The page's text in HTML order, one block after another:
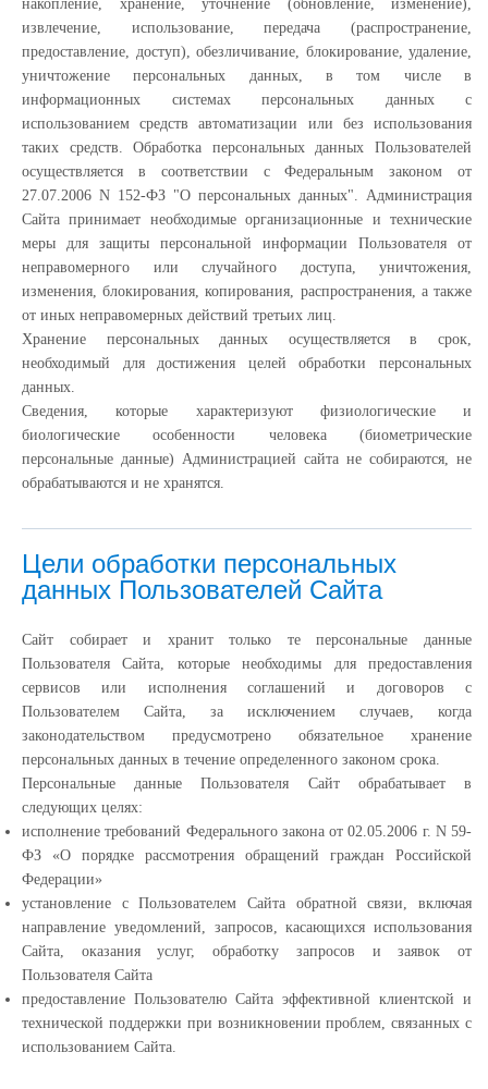
накопление, хранение, уточнение (обновление, изменение),
извлечение, использование, передача (распространение,
предоставление, доступ), обезличивание, блокирование, удаление,
уничтожение персональных данных, в том числе в
информационных системах персональных данных с
использованием средств автоматизации или без использования
таких средств. Обработка персональных данных Пользователей
осуществляется в соответствии с Федеральным законом от
27.07.2006 N 152-ФЗ "О персональных данных". Администрация
Сайта принимает необходимые организационные и технические
меры для защиты персональной информации Пользователя от
неправомерного или случайного доступа, уничтожения,
изменения, блокирования, копирования, распространения, а также
от иных неправомерных действий третьих лиц.
Хранение персональных данных осуществляется в срок,
необходимый для достижения целей обработки персональных
данных.
Сведения, которые характеризуют физиологические и
биологические особенности человека (биометрические
персональные данные) Администрацией сайта не собираются, не
обрабатываются и не хранятся.
Цели обработки персональных
данных Пользователей Сайта
Сайт собирает и хранит только те персональные данные
Пользователя Сайта, которые необходимы для предоставления
сервисов или исполнения соглашений и договоров с
Пользователем Сайта, за исключением случаев, когда
законодательством предусмотрено обязательное хранение
персональных данных в течение определенного законом срока.
Персональные данные Пользователя Сайт обрабатывает в
следующих целях:
исполнение требований Федерального закона от 02.05.2006 г. N 59-
ФЗ «О порядке рассмотрения обращений граждан Российской
Федерации»
установление с Пользователем Сайта обратной связи, включая
направление уведомлений, запросов, касающихся использования
Сайта, оказания услуг, обработку запросов и заявок от
Пользователя Сайта
предоставление Пользователю Сайта эффективной клиентской и
технической поддержки при возникновении проблем, связанных с
использованием Сайта.